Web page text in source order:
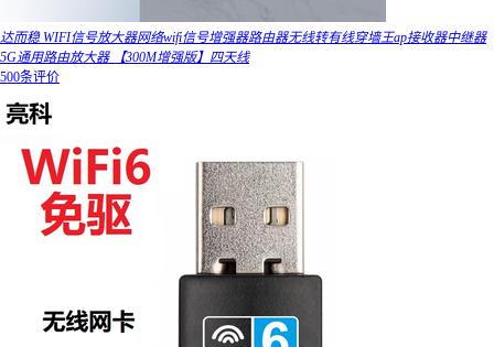
达而稳 WIFI信号放大器网络wifi信号增强器路由器无线转有线穿墙王ap接收器中继器
5G通用路由放大器 【300M增强版】四天线
500条评价